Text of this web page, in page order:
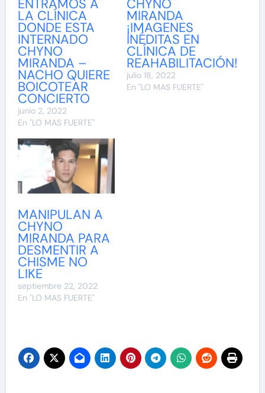
ENTRAMOS A
LA CLÍNICA
DONDE ESTA
INTERNADO
CHYNO
MIRANDA –
NACHO QUIERE
BOICOTEAR
CONCIERTO
junio 2, 2022
En "LO MAS FUERTE"
CHYNO
MIRANDA
¡IMAGENES
INÉDITAS EN
CLÍNICA DE
REAHABILITACIÓN!
julio 18, 2022
En "LO MAS FUERTE"
MANIPULAN A
CHYNO
MIRANDA PARA
DESMENTIR A
CHISME NO
LIKE
septiembre 22, 2022
En "LO MAS FUERTE"